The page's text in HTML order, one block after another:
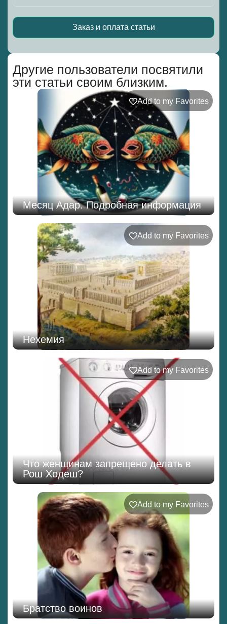
Другие пользователи посвятили
эти статьи своим близким.
Add to my Favorites
Месяц Адар. Подробная информация
Add to my Favorites
Нехемия
Add to my Favorites
Что женщинам запрещено делать в
Рош Ходеш?
Add to my Favorites
Братство воинов
Заказ и оплата статьи
Alternative: